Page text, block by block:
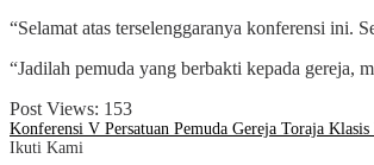
“Selamat atas terselenggaranya konferensi ini.
“Jadilah pemuda yang berbakti kepada gereja,
Post Views: 153
Konferensi V Persatuan Pemuda Gereja Toraja Klasis
Ikuti Kami